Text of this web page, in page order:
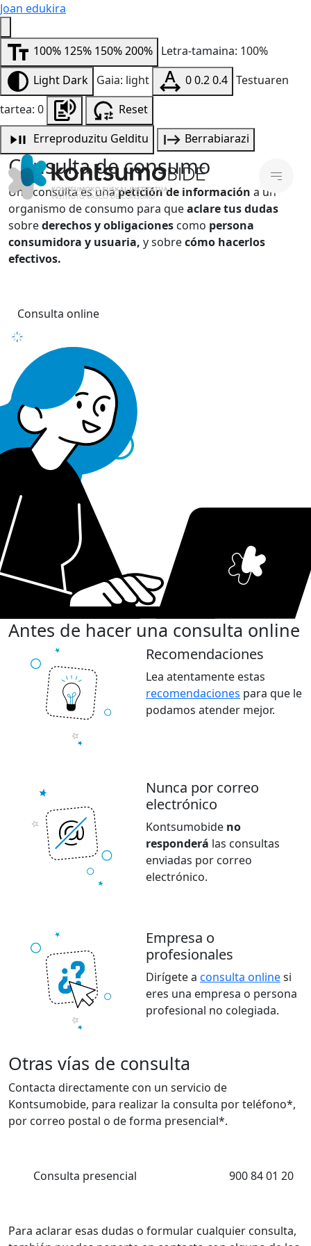
Joan edukira
100% 125% 150%200% Letra-tamaina: 100%
Light Dark Gaia: light 00.20.4 Testuaren
tartea: 0
Reset
Erreproduzitu Gelditu Berrabiarazi
Consulta de consumo
Una consulta es unapetición de información a un
organismo de consumo para queaclare tus dudas
sobrederechos y obligaciones como persona
consumidora y usuaria, y sobrecómo hacerlos
efectivos.
Consulta online
Antes de hacer una consulta online
Recomendaciones
Lea atentamente estas
recomendaciones para que le
podamos atender mejor.
Nunca por correo
electrónico
Kontsumobide no
responderá las consultas
enviadas por correo
electrónico.
Empresa o
profesionales
Dirígete a consulta onlinesi
eres una empresa o persona
profesional no colegiada.
Otras vías de consulta
Contacta directamente con un servicio de
Kontsumobide, para realizar la consulta por teléfono*,
por correo postal o de forma presencial*.
Consulta presencial 900 84 01 20
Para aclarar esas dudas o formular cualquier consulta,